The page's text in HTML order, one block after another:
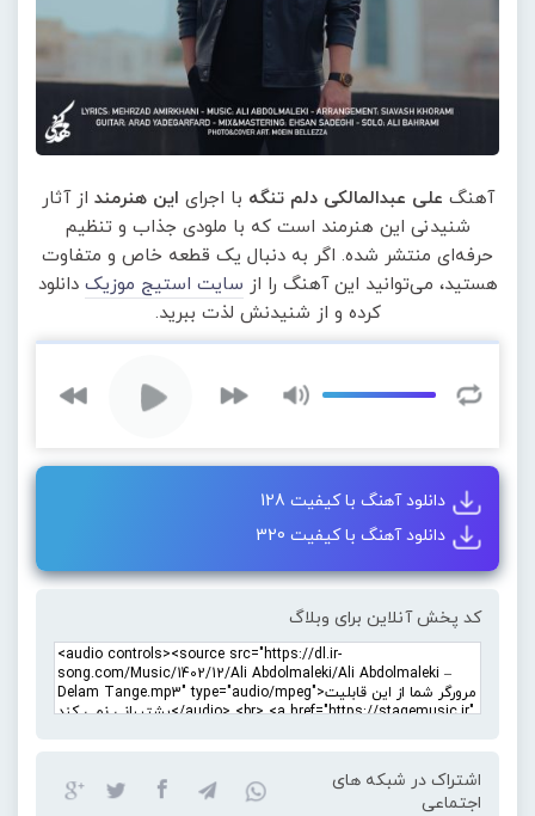
آهنگ علی عبدالمالکی دلم تنگه با اجرای این هنرمند از آثار
شنیدنی این هنرمند است که با ملودی جذاب و تنظیم
حرفه‌ای منتشر شده. اگر به دنبال یک قطعه خاص و متفاوت
هستید، می‌توانید این آهنگ را از سایت استیج موزیک دانلود
کرده و از شنیدنش لذت ببرید.
دانلود آهنگ با کیفیت 128
دانلود آهنگ با کیفیت 320
کد پخش آنلاین برای وبلاگ
اشتراک در شبکه های
اجتماعی